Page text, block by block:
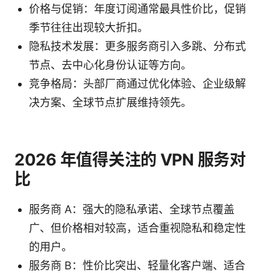
价格与促销：年度订阅通常最具性价比，促销
季节往往出现较大折扣。
隐私技术发展：更多服务商引入多跳、分布式
节点、去中心化身份认证等方向。
竞争格局：头部厂商通过优化体验、企业级解
决方案、全球节点扩展维持领先。
2026 年值得关注的 VPN 服务对
比
服务商 A：强大的隐私承诺、全球节点覆盖
广、但价格相对较高，适合重视隐私和稳定性
的用户。
服务商 B：性价比突出、轻量化客户端、适合